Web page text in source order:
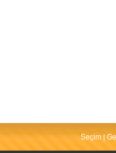
Seçim